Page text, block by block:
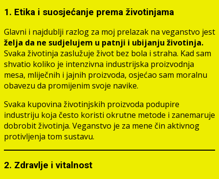
1. Etika i suosjećanje prema životinjama
Glavni i najdublji razlog za moj prelazak na veganstvo jest
želja da ne sudjelujem u patnji i ubijanju životinja.
Svaka životinja zaslužuje život bez bola i straha. Kad sam
shvatio koliko je intenzivna industrijska proizvodnja
mesa, mliječnih i jajnih proizvoda, osjećao sam moralnu
obavezu da promijenim svoje navike.
Svaka kupovina životinjskih proizvoda podupire
industriju koja često koristi okrutne metode i zanemaruje
dobrobit životinja. Veganstvo je za mene čin aktivnog
protivljenja tom sustavu.
2. Zdravlje i vitalnost